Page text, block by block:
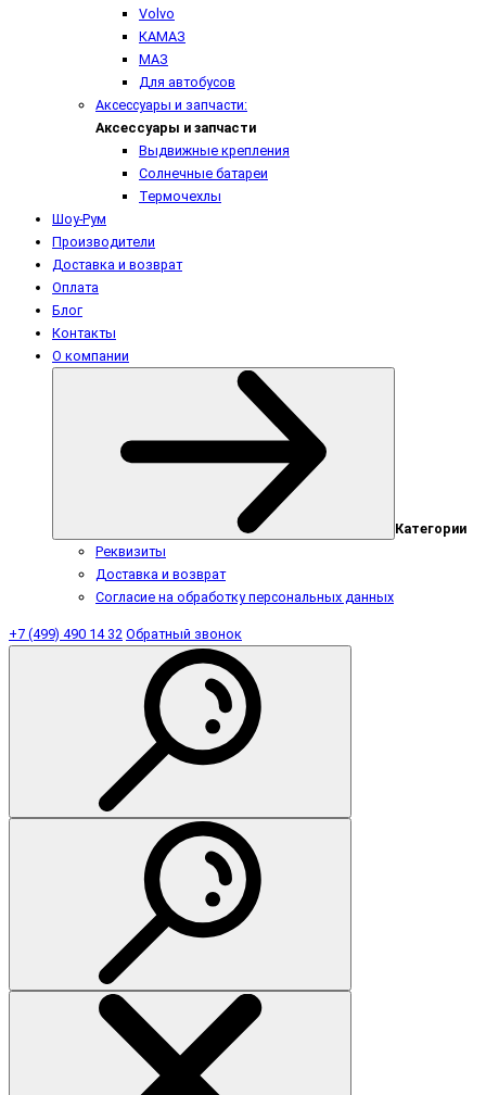
Volvo
КАМАЗ
МАЗ
Для автобусов
Аксессуары и запчасти:
Аксессуары и запчасти
Выдвижные крепления
Солнечные батареи
Термочехлы
Шоу-Рум
Производители
Доставка и возврат
Оплата
Блог
Контакты
О компании
Категории
Реквизиты
Доставка и возврат
Согласие на обработку персональных данных
+7 (499) 490 14 32 Обратный звонок